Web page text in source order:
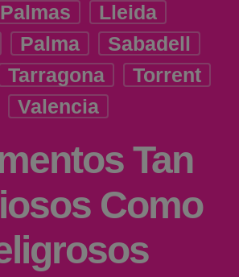
Lleida
Palma
Sabadell
Tarragona
Torrent
Valencia
Tan
Como